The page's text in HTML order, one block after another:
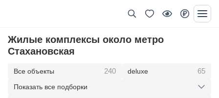
Жилые комплексы около метро
Стахановская
Все объекты 240 deluxe 65
Показать все подборки